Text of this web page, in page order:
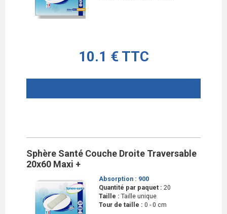
10.1 € TTC
Sphère Santé Couche Droite Traversable
20x60 Maxi +
Absorption : 900
Quantité par paquet : 20
Taille : Taille unique
Tour de taille : 0 - 0 cm